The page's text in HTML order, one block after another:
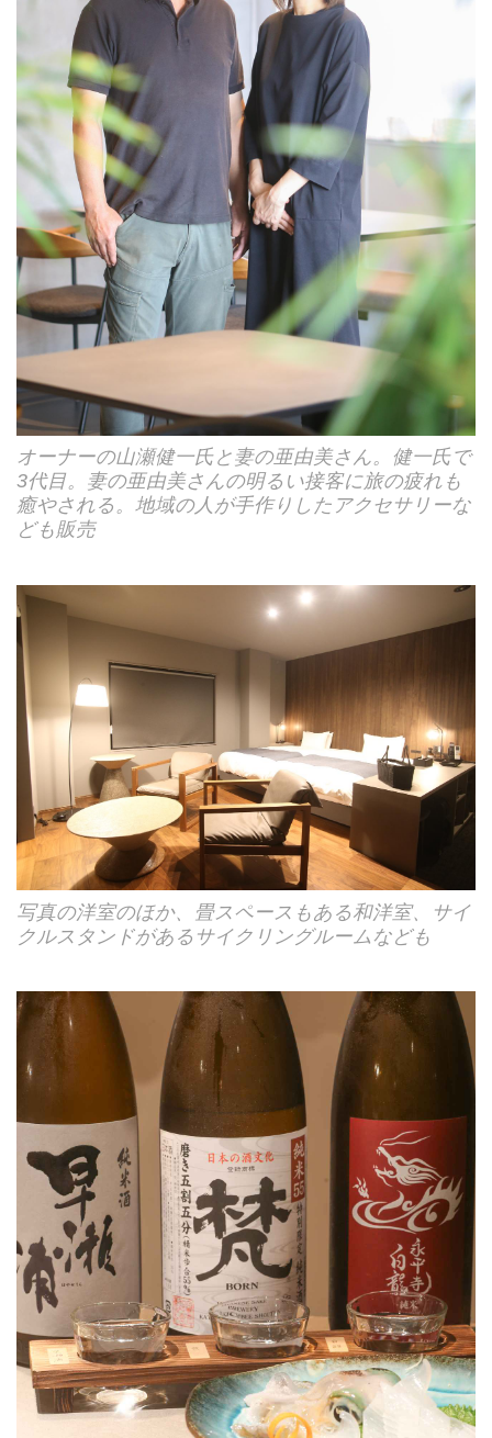
オーナーの山瀬健一氏と妻の亜由美さん。健一氏で
3代目。妻の亜由美さんの明るい接客に旅の疲れも
癒やされる。地域の人が手作りしたアクセサリーな
ども販売
写真の洋室のほか、畳スペースもある和洋室、サイ
クルスタンドがあるサイクリングルームなども